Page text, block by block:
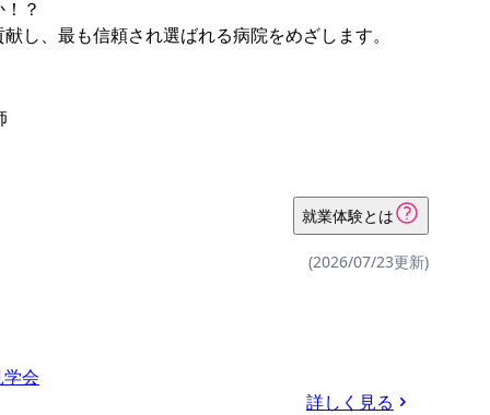
？
し、最も信頼され選ばれる病院をめざします。
就業体験とは
(2026/07/23更新)
会
詳しく見る